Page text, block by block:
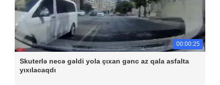
00:00:25
Skuterlə necə gəldi yola çıxan gənc az qala asfalta
yıxılacaqdı